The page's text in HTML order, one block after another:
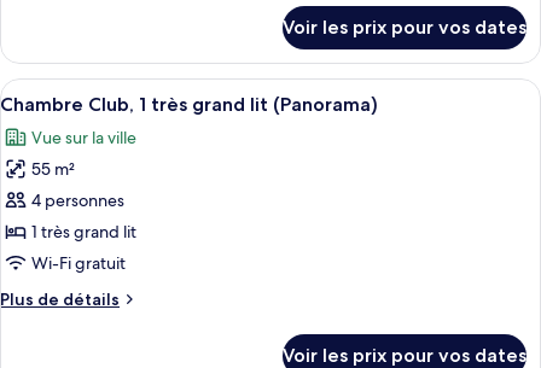
Chambre
Supérieure,
1
très
grand
lit
le
type
de
Chambre
Supérieure,
très
grand
lit
Voir les prix pour vos dates
Afficher
toutes
les
photos
pour
ce
type
chambre :
Une chambre d’hôtel dotée d’un
9
Chambre Club, 1 très grand lit (Panorama)
Vue sur la ville
55 m²
4 personnes
1 très grand lit
Wi-Fi gratuit
Plus de détails
Plus
Voir les prix pour vos dates